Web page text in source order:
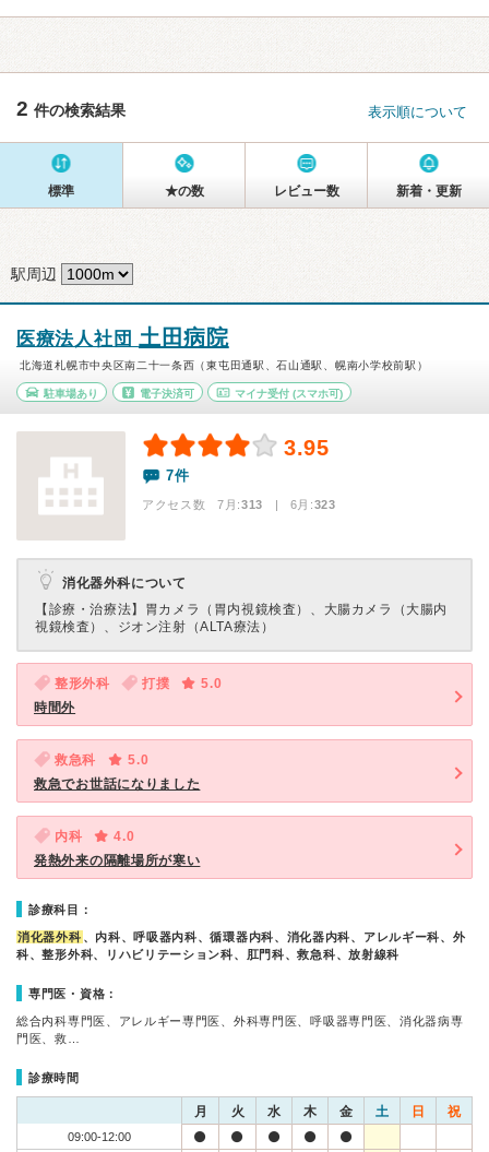
2 件の検索結果 表示順について
標準 ★の数 レビュー数 新着・更新
駅周辺
医療法人社団 土田病院
北海道札幌市中央区南二十一条西（東屯田通駅、石山通駅、幌南小学校前駅）
駐車場あり 電子決済可 マイナ受付 (スマホ可)
3.95
7件
アクセス数 7月:313 | 6月:323
消化器外科について
【診療・治療法】 胃カメラ（胃内視鏡検査）、大腸カメラ（大腸内
視鏡検査）、ジオン注射（ALTA療法）
整形外科 打撲
5.0
時間外
救急科
5.0
救急でお世話になりました
内科
4.0
発熱外来の隔離場所が寒い
診療科目：
消化器外科 、内科、呼吸器内科、循環器内科、消化器内科、アレルギー科、外
科、整形外科、リハビリテーション科、肛門科、救急科、放射線科
専門医・資格：
総合内科専門医、アレルギー専門医、外科専門医、呼吸器専門医、消化器病専
門医、救…
診療時間
月 火 水 木 金 土 日 祝
09:00-12:00